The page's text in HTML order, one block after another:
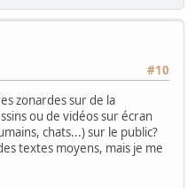
#10
zonardes sur de la
ou de vidéos sur écran
chats...) sur le public?
textes moyens, mais je me